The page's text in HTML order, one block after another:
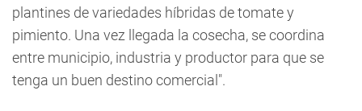
plantines de variedades híbridas de tomate y
pimiento. Una vez llegada la cosecha, se coordina
entre municipio, industria y productor para que se
tenga un buen destino comercial".